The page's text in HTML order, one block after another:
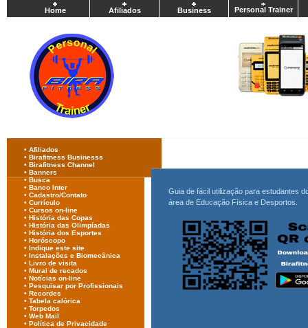
Home Afiliados Business Personal Trainer
• Afiliados
• Birafitness Businesss
• Birafitness Channel
• Banners
•Busca
• Banco Inter
• Cadastro/Contato
• Currículo
• Cursos on-line
• História das Copas
• História das Olimpíadas
• História dos Esportes
• Horóscopo
• Indique este site
• Instalações e Biomecânica
• Livro de visita
• Mural de recados
• Notícias on-line
• Pesquisar por Profissionais
• Recordes
• Tabela calórica
• Torpedos
• Web Mail
• Política de Privacidade
Guia de fácil utilização para estudantes
área de Educação Física e Desportos.